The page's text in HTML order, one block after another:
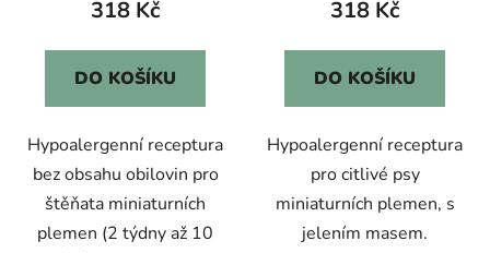
318 Kč
DO KOŠÍKU
Hypoalergenní receptura
bez obsahu obilovin pro
štěňata miniaturních
plemen (2 týdny až 10
318 Kč
DO KOŠÍKU
Hypoalergenní receptura
pro citlivé psy
miniaturních plemen, s
jelením masem.